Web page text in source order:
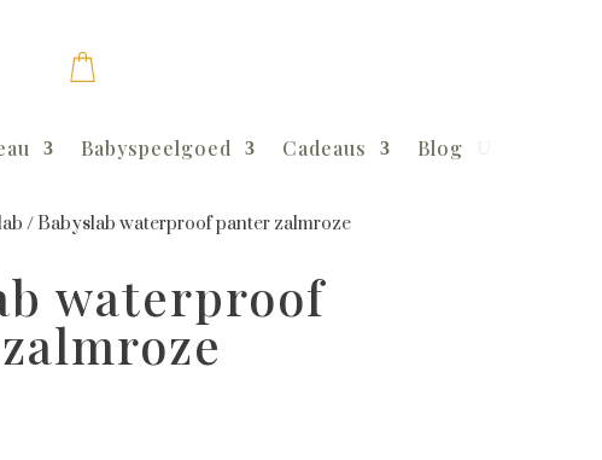
Babyspeelgoed Cadeaus Blog
/ Babyslab waterproof panter zalmroze
waterproof